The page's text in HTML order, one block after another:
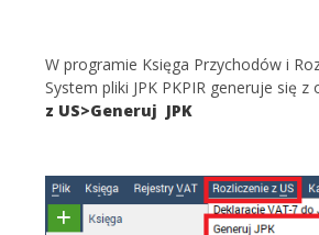
W programie Księga Przychodów i
System pliki JPK PKPIR generuje się z
z US>Generuj JPK